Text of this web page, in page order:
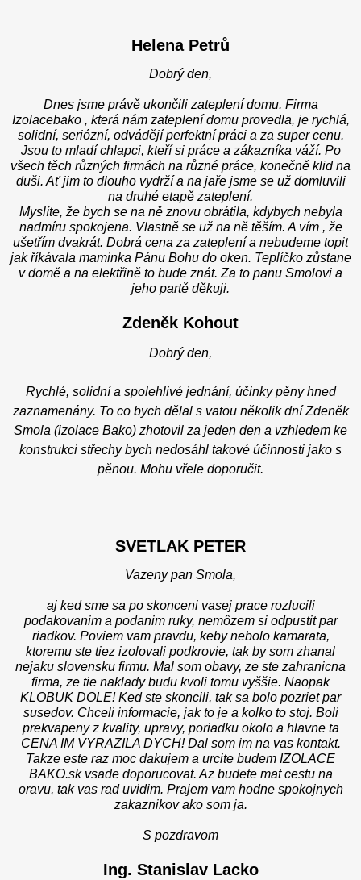
Helena Petrů
Dobrý den,
Dnes jsme právě ukončili zateplení domu. Firma
Izolacebako , která nám zateplení domu provedla, je rychlá,
solidní, seriózní, odvádějí perfektní práci a za super cenu.
Jsou to mladí chlapci, kteří si práce a zákazníka váží. Po
všech těch různých firmách na různé práce, konečně klid na
duši. Ať jim to dlouho vydrží a na jaře jsme se už domluvili
na druhé etapě zateplení.
Myslíte, že bych se na ně znovu obrátila, kdybych nebyla
nadmíru spokojena. Vlastně se už na ně těším. A vím , že
ušetřím dvakrát. Dobrá cena za zateplení a nebudeme topit
jak říkávala maminka Pánu Bohu do oken. Teplíčko zůstane
v domě a na elektřině to bude znát. Za to panu Smolovi a
jeho partě děkuji.
Zdeněk Kohout
Dobrý den,
Rychlé, solidní a spolehlivé jednání, účinky pěny hned
zaznamenány. To co bych dělal s vatou několik dní Zdeněk
Smola (izolace Bako) zhotovil za jeden den a vzhledem ke
konstrukci střechy bych nedosáhl takové účinnosti jako s
pěnou. Mohu vřele doporučit.
SVETLAK PETER
Vazeny pan Smola,
aj ked sme sa po skonceni vasej prace rozlucili
podakovanim a podanim ruky, nemôzem si odpustit par
riadkov. Poviem vam pravdu, keby nebolo kamarata,
ktoremu ste tiez izolovali podkrovie, tak by som zhanal
nejaku slovensku firmu. Mal som obavy, ze ste zahranicna
firma, ze tie naklady budu kvoli tomu vyššie. Naopak
KLOBUK DOLE! Ked ste skoncili, tak sa bolo pozriet par
susedov. Chceli informacie, jak to je a kolko to stoj. Boli
prekvapeny z kvality, upravy, poriadku okolo a hlavne ta
CENA IM VYRAZILA DYCH! Dal som im na vas kontakt.
Takze este raz moc dakujem a urcite budem IZOLACE
BAKO.sk vsade doporucovat. Az budete mat cestu na
oravu, tak vas rad uvidim. Prajem vam hodne spokojnych
zakaznikov ako som ja.
S pozdravom
Ing. Stanislav Lacko